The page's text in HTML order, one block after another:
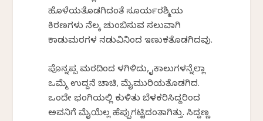
ಹೊಳೆಯತೊಡಗಿದಂತೆ ಸೂರ್ಯರಶ್ಮಿಯ
ಕಿರಣಗಳು ನೆಲಕ್ಕೆ ಚುಂಬಿಸುವ ಸಲುವಾಗಿ
ಕಾಡುಮರಗಳ ನಡುವಿನಿಂದ ಇಣುಕತೊಡಗಿದವು.
ಪೊನ್ನಪ್ಪ ಮರದಿಂದ ಕೆಳಗಿಳಿದು, ಕೈಕಾಲುಗಳನ್ನೆಲ್ಲಾ
ಒಮ್ಮೆ ಉದ್ದನೆ ಚಾಚಿ, ಮೈಮುರಿಯತೊಡಗಿದ.
ಒಂದೇ ಭಂಗಿಯಲ್ಲಿ ಕುಳಿತು ಬೆಳಕರಿಸಿದ್ದರಿಂದ
ಅವನಿಗೆ ಮೈಯೆಲ್ಲ ಹೆಪ್ಪುಗಟ್ಟಿದಂತಾಗಿತ್ತು. ಸಿದ್ದಣ್ಣ